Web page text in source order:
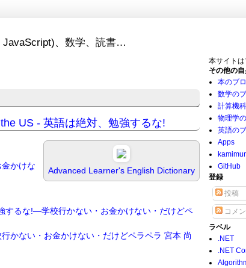
JavaScript)、数学、読書…
US - 英語は絶対、勉強するな!
Advanced Learner's English Dictionary
かけな
するな!―学校行かない・お金かけない・だけどペ
かない・お金かけない・だけどペラペラ 宮本 尚
本サイトは
その他の
本のブ
数学の
計算機
物理学
英語の
Apps
GitHub
登録
投稿
コメン
ラベル
.NET
.NET